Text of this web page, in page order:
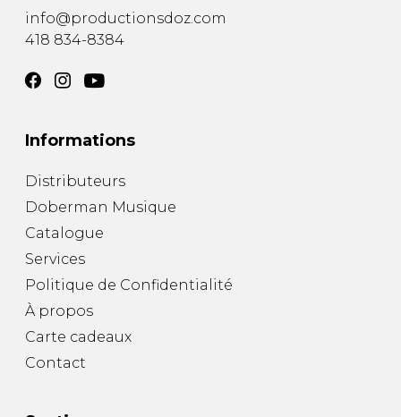
info@productionsdoz.com
418 834-8384
Informations
Distributeurs
Doberman Musique
Catalogue
Services
Politique de Confidentialité
À propos
Carte cadeaux
Contact